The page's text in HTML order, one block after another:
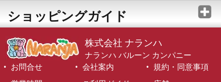
ショッピングガイド
株式会社 ナランハ
ナランハ バルーン カンパニー
お問合せ
会社案内
規約・同意事項